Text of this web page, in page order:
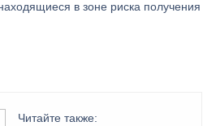
в зоне риска получения
Читайте также: